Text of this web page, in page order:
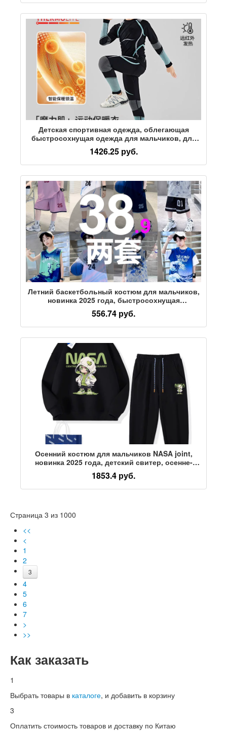
Детская спортивная одежда, облегающая
быстросохнущая одежда для мальчиков, для
занятий баскетболом, легкой атлетикой,
теплый костюм для катания на лыжах для
больших детей
1426.25 руб.
Летний баскетбольный костюм для мальчиков,
новинка 2025 года, быстросохнущая
спортивная одежда, костюм-двойка для
больших детей sunshine boy
556.74 руб.
Осенний костюм для мальчиков NASA joint,
новинка 2025 года, детский свитер, осенне-
зимние модели, красивый спортивный костюм-
двойка для мальчиков
1853.4 руб.
Страница 3 из 1000
<<
<
1
2
3
4
5
6
7
>
>>
Как заказать
1
Выбрать товары в каталоге, и добавить в корзину
3
Оплатить стоимость товаров и доставку по Китаю